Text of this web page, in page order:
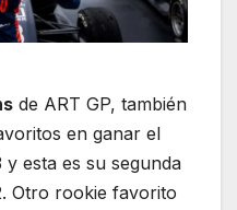
de ART GP, también
en ganar el
esta es su segunda
Otro rookie favorito